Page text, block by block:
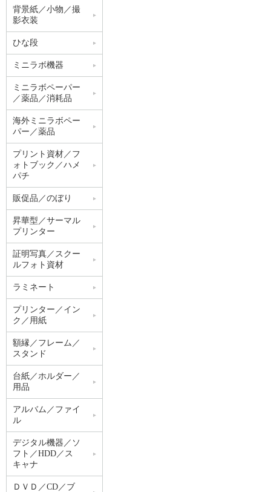
背景紙／小物／撮
影衣装
ひな段
ミニラボ機器
ミニラボペーパー
／薬品／消耗品
海外ミニラボペー
パー／薬品
プリント資材／フ
ォトブック／ハメ
パチ
販促品／のぼり
昇華型／サーマル
プリンター
証明写真／スクー
ルフォト資材
ラミネート
プリンター／イン
ク／用紙
額縁／フレーム／
スタンド
台紙／ホルダー／
用品
アルバム／ファイ
ル
デジタル機器／ソ
フト／HDD／ス
キャナ
ＤＶＤ／CD／ブ